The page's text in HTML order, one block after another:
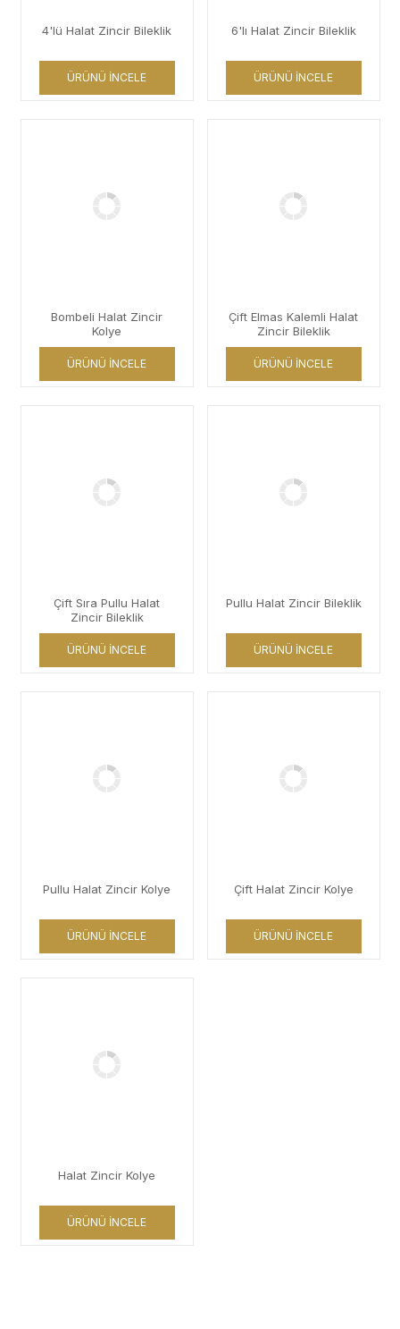
4'lü Halat Zincir Bileklik
ÜRÜNÜ İNCELE
6'lı Halat Zincir Bileklik
ÜRÜNÜ İNCELE
Bombeli Halat Zincir
Kolye
ÜRÜNÜ İNCELE
Çift Elmas Kalemli Halat
Zincir Bileklik
ÜRÜNÜ İNCELE
Çift Sıra Pullu Halat
Zincir Bileklik
ÜRÜNÜ İNCELE
Pullu Halat Zincir Bileklik
ÜRÜNÜ İNCELE
Pullu Halat Zincir Kolye
ÜRÜNÜ İNCELE
Çift Halat Zincir Kolye
ÜRÜNÜ İNCELE
Halat Zincir Kolye
ÜRÜNÜ İNCELE